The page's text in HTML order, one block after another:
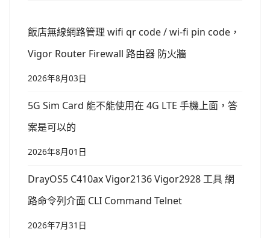
飯店無線網路管理 wifi qr code / wi-fi pin code，
Vigor Router Firewall 路由器 防火牆
2026年8月03日
5G Sim Card 能不能使用在 4G LTE 手機上面，答
案是可以的
2026年8月01日
DrayOS5 C410ax Vigor2136 Vigor2928 工具 網
路命令列介面 CLI Command Telnet
2026年7月31日